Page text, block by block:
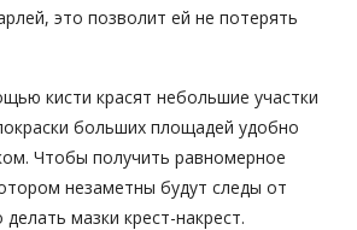
это позволит ей не потерять
кисти красят небольшие участки
больших площадей удобно
Чтобы получить равномерное
незаметны будут следы от
мазки крест-накрест.